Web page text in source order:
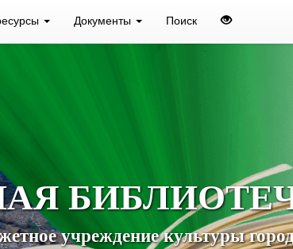
Документы Поиск
учреждение культуры